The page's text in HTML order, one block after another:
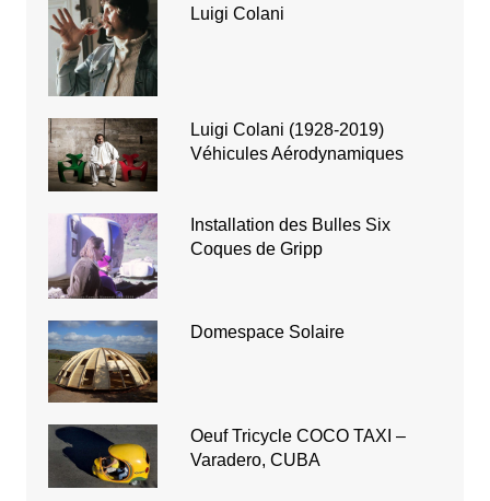
Luigi Colani
Luigi Colani (1928-2019)
Véhicules Aérodynamiques
Installation des Bulles Six
Coques de Gripp
Domespace Solaire
Oeuf Tricycle COCO TAXI –
Varadero, CUBA